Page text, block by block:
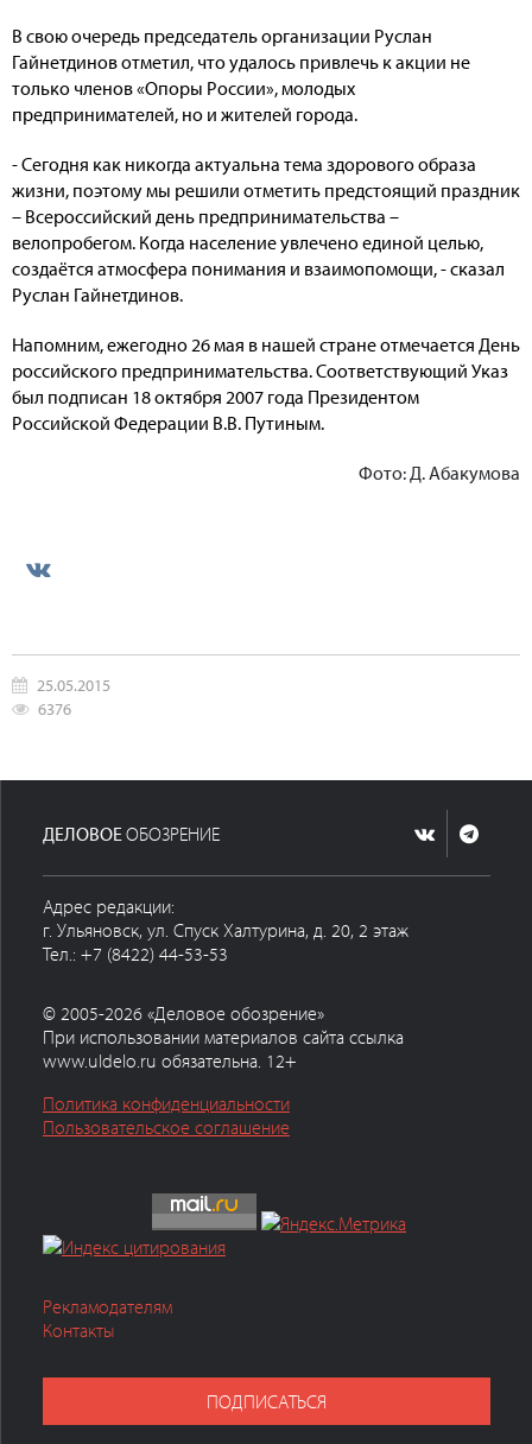
В свою очередь председатель организации Руслан
Гайнетдинов отметил, что удалось привлечь к акции не
только членов «Опоры России», молодых
предпринимателей, но и жителей города.
- Сегодня как никогда актуальна тема здорового образа
жизни, поэтому мы решили отметить предстоящий праздник
– Всероссийский день предпринимательства –
велопробегом. Когда население увлечено единой целью,
создаётся атмосфера понимания и взаимопомощи, - сказал
Руслан Гайнетдинов.
Напомним, ежегодно 26 мая в нашей стране отмечается День
российского предпринимательства. Соответствующий Указ
был подписан 18 октября 2007 года Президентом
Российской Федерации В.В. Путиным.
Фото: Д. Абакумова
25.05.2015
6376
ДЕЛОВОЕОБОЗРЕНИЕ
Адрес редакции:
г. Ульяновск, ул. Спуск Халтурина, д. 20, 2 этаж
Тел.: +7 (8422) 44-53-53
© 2005-2026 «Деловое обозрение»
При использовании материалов сайта ссылка
www.uldelo.ru обязательна. 12+
Политика конфиденциальности
Пользовательское соглашение
Рекламодателям
Контакты
ПОДПИСАТЬСЯ